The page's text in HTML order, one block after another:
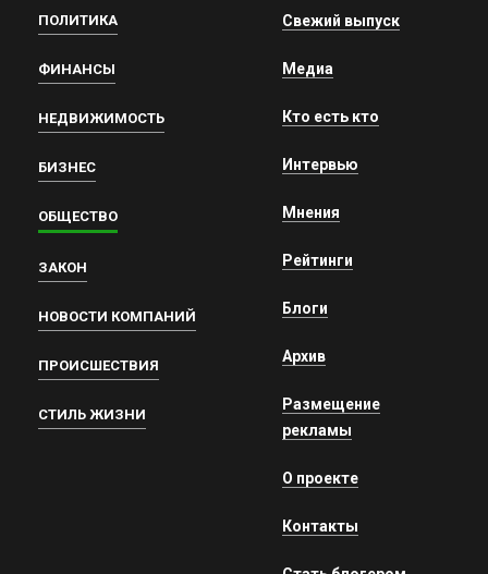
ПОЛИТИКА
ФИНАНСЫ
НЕДВИЖИМОСТЬ
БИЗНЕС
ОБЩЕСТВО
ЗАКОН
НОВОСТИ КОМПАНИЙ
ПРОИСШЕСТВИЯ
СТИЛЬ ЖИЗНИ
Свежий выпуск
Медиа
Кто есть кто
Интервью
Мнения
Рейтинги
Блоги
Архив
Размещение
рекламы
О проекте
Контакты